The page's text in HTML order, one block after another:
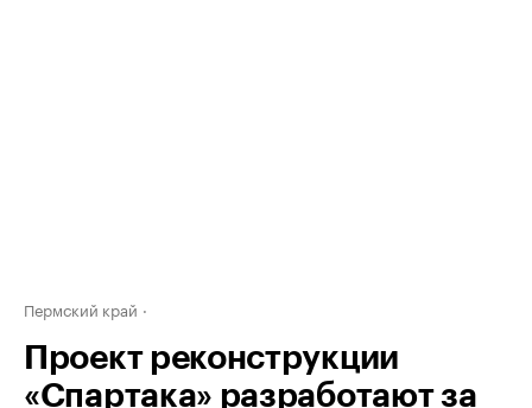
Пермский край
Проект реконструкции
«Спартака» разработают за